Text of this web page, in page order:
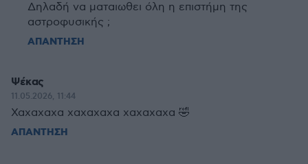
Δηλαδή να ματαιωθει όλη η επιστήμη της
αστροφυσικής ;
ΑΠΑΝΤΗΣΗ
Ψέκας
11.05.2026, 11:44
Χαχαχαχα χαχαχαχα χαχαχαχα 🤣
ΑΠΑΝΤΗΣΗ